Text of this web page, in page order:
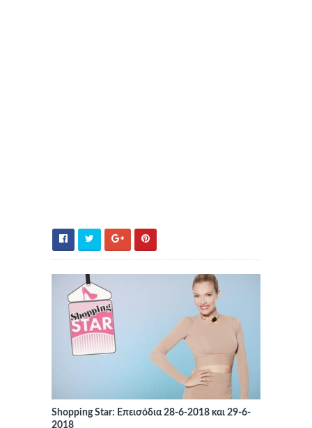
Shopping Star: Επεισόδια 28-6-2018 και 29-6-
2018